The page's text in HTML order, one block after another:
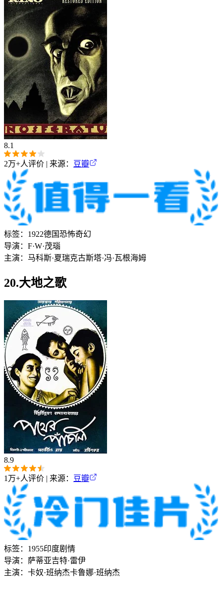
8.1
2万+人评价 | 来源： 豆瓣
标签： 1922德国恐怖奇幻
导演： F·W·茂瑙
主演： 马科斯·夏瑞克古斯塔·冯·瓦根海姆
20.大地之歌
8.9
1万+人评价 | 来源： 豆瓣
标签： 1955印度剧情
导演： 萨蒂亚吉特·雷伊
主演： 卡奴·班纳杰卡鲁娜·班纳杰